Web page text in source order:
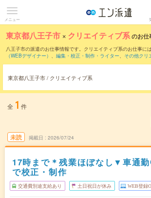
メニュー
東京都八王子市 × クリエイティブ系のお仕
八王子市の派遣のお仕事情報です。クリエイティブ系のお仕事には
（WEBデザイナー） 、 編集・校正・制作・ライター、 その他クリ
東京都八王子市 / クリエイティブ系
全 1 件
未読 掲載日 2026/07/24
17時まで＊残業ほぼなし▼車通
で校正・制作
交通費別途支給あり 土日祝日が休み WEB登録